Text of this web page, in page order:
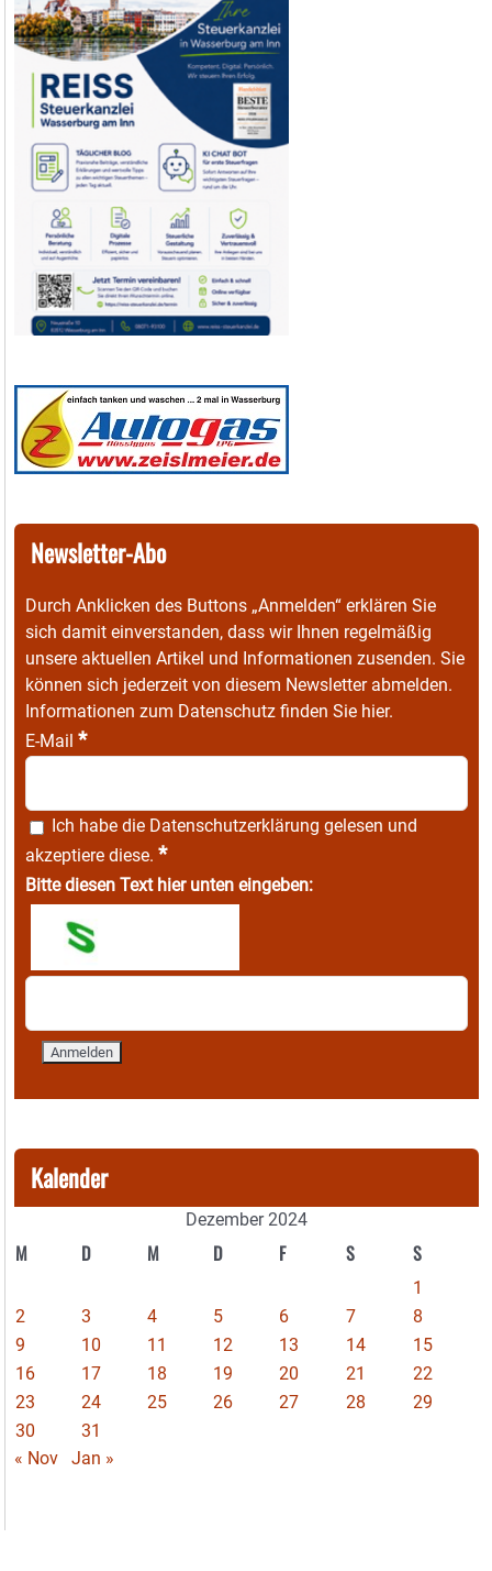
Newsletter-Abo
Durch Anklicken des Buttons „Anmelden“ erklären Sie
sich damit einverstanden, dass wir Ihnen regelmäßig
unsere aktuellen Artikel und Informationen zusenden. Sie
können sich jederzeit von diesem Newsletter abmelden.
Informationen zum Datenschutz finden Sie hier.
E-Mail *
Ich habe die Datenschutzerklärung gelesen und
akzeptiere diese. *
Bitte diesen Text hier unten eingeben:
Kalender
Dezember 2024
M D M D F S S
1
2
3 4 5 6 7
8
9
10 11 12 13 14
15
16
17 18 19 20 21
22
23
24 25 26 27 28
29
30
31
« Nov
Jan »